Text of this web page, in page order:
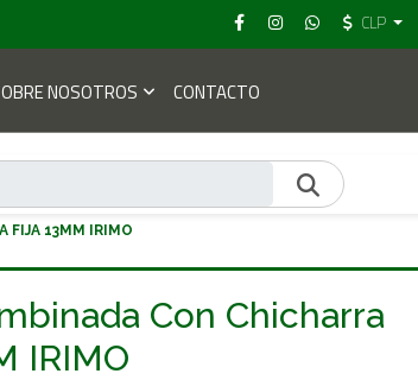
CLP
NOSOTROS CONTACTO
FIJA 13MM IRIMO
Con Chicharra
IRIMO